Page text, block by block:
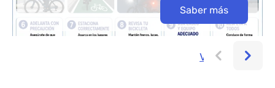
Saber más
Ver más...